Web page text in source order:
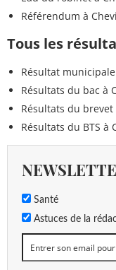
Référendum à
Tous les
Résultat
Résultats du bac à
Résultats du brevet
Résultats du BTS à
Santé
Astuces de la